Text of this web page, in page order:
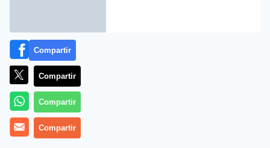
Más información
Compartir
Compartir
Compartir
Compartir